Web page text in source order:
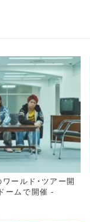
ールド・ツアー開
ームで開催 -